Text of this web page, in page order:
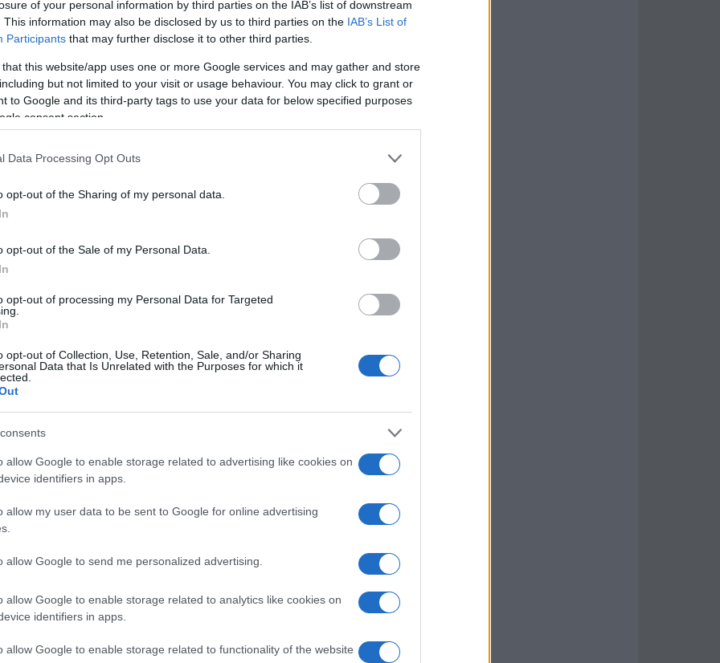
of your personal information by third parties on the IAB’s list of downstream
This information may also be disclosed by us to third parties on the IAB’s List of
Participants that may further disclose it to other third parties.
that this website/app uses one or more Google services and may gather and store
but not limited to your visit or usage behaviour. You may click to grant or
to Google and its third-party tags to use your data for below specified purposes
consent section.
Data Processing Opt Outs
opt-out of the Sharing of my personal data.
opt-out of the Sale of my Personal Data.
opt-out of processing my Personal Data for Targeted
opt-out of Collection, Use, Retention, Sale, and/or Sharing
Data that Is Unrelated with the Purposes for which it
allow Google to enable storage related to advertising like cookies on
identifiers in apps.
allow my user data to be sent to Google for online advertising
allow Google to send me personalized advertising.
allow Google to enable storage related to analytics like cookies on
identifiers in apps.
allow Google to enable storage related to functionality of the website
momenti risiede nella capacità di
in opportunità.
ha spesso ripetuto che ‘bisogna
Questo principio, valido per qualsiasi
tra una sconfitta e una vittoria
la concentrazionee la determinazione
ed esterno
è facile lasciarsi travolgere dai pensieri
di un dialogo costruttivocon se stessi
l’energia negativa in spinta positiva’ è
lucida e il corpo rilassato. Se la